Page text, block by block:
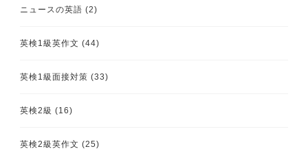
ニュースの英語 (2)
英検1級英作文 (44)
英検1級面接対策 (33)
英検2級 (16)
英検2級英作文 (25)